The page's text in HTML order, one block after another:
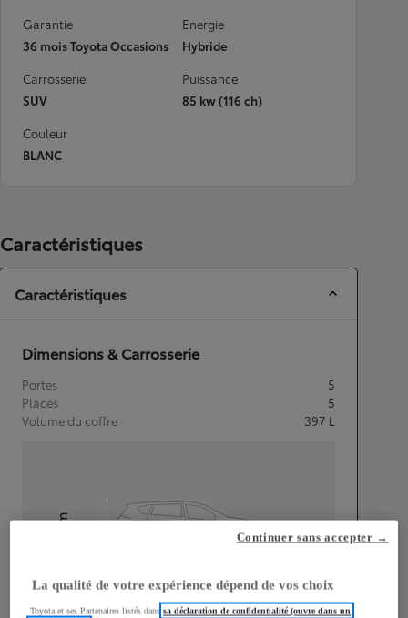
Garantie
36 mois Toyota Occasions
Energie
Hybride
Carrosserie
SUV
Puissance
85 kw (116 ch)
Couleur
BLANC
Caractéristiques
Caractéristiques
Dimensions & Carrosserie
Portes
5
Places
5
Volume du coffre
397 L
Longueur
4 197mm
mm
La qualité de votre expérience dépend de vos choix
Toyota et ses Partenaires listés danssa déclaration de confidentialité (ouvre dans un
Continuer sans accepter →